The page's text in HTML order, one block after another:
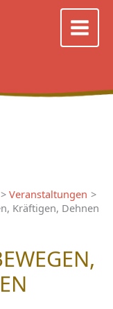
Veranstaltungen
Kräftigen, Dehnen